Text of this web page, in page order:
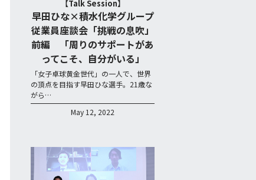
【Talk Session】
早田ひな×積水化学グループ
従業員座談会「挑戦の息吹」
前編 「周りのサポートがあ
ってこそ、自分がいる」
「女子卓球黄金世代」の一人で、世界
の頂点を目指す早田ひな選手。21歳な
がら…
May 12, 2022